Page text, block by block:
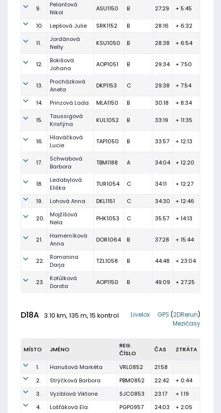
9.
Pelantová
Nikol
ASU1150 B 27:29 + 5:45
10. Lepšová Julie SRK1152 B 28:16 + 6:32
11.
Jordánová
Nelly
KSU1050 B 28:38 + 6:54
12.
Bokišová
Johana
AOP1051 B 29:34 + 7:50
13.
Procházková
Aneta
DKP1153 C 29:38 + 7:54
14. Prinzová Lada MLA1150 B 30:18 + 8:34
15.
Taussigová
Kristýna
KUL1052 B 33:19 + 11:35
16.
Hlaváčková
Lucie
TAP1050 B 33:57 + 12:13
17.
Schwabová
Barbora
TBM1188 A 34:04 + 12:20
18.
Ledabylová
Eliška
TUR1054 C 34:11 + 12:27
19. Lohová Anna DKL1151 C 34:30 + 12:46
20.
Mojžíšová
Nela
PHK1053 C 35:57 + 14:13
21.
Hamerníková
Anna
DOR1064 B 37:28 + 15:44
22.
Romanina
Darja
TZL1058 B 44:48 + 23:04
23.
Kotůlková
Dorota
AOP1150 B 49:09 + 27:25
D18A 3.10 km, 135 m, 15 kontrol GPS (2DRerun)
Livelox
Mezičasy
MÍSTO JMÉNO
REG.
ČÍSLO
ČAS ZTRÁTA
1. Hanušová Markéta VRL0852
21:58
2.
Strýčková Barbora PBM0852 22:42
+ 0:44
3.
Vyziblová Viktorie SJC0853 23:17
+ 1:19
4.
Lošťáková Ela PGP0957 24:03
+ 2:05